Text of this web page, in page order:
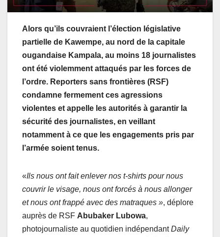
Alors qu’ils couvraient l’élection législative
partielle de Kawempe, au nord de la capitale
ougandaise Kampala, au moins 18 journalistes
ont été violemment attaqués par les forces de
l’ordre. Reporters sans frontières (RSF)
condamne fermement ces agressions
violentes et appelle les autorités à garantir la
sécurité des journalistes, en veillant
notamment à ce que les engagements pris par
l’armée soient tenus.
«Ils nous ont fait enlever nos t-shirts pour nous
couvrir le visage, nous ont forcés à nous allonger
et nous ont frappé avec des matraques », déplore
auprès de RSF Abubaker Lubowa,
photojournaliste au quotidien indépendantDaily